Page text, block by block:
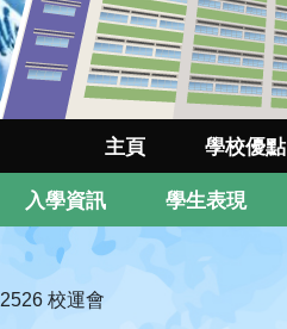
主頁 學校優點
入學資訊 學生表現
2526 校運會